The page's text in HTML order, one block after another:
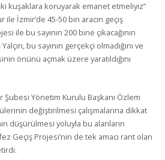
kuşaklara koruyarak emanet etmeliyiz”
ile İzmir’de 45-50 bin aracın geçiş
ile bu sayının 200 bine çıkacağının
bu sayının gerçekçi olmadığını ve
önünü açmak üzere yaratıldığını
Şubesi Yönetim Kurulu Başkanı Özlem
değiştirilmesi çalışmalarına dikkat
düşürülmesi yoluyla bu alanların
Geçiş Projesi’nin de tek amacı rant olan